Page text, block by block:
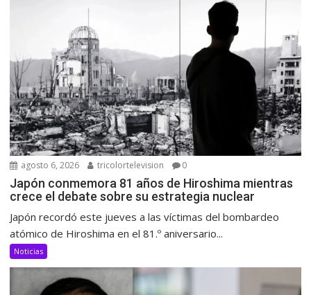
agosto 6, 2026 tricolortelevision 0
Japón conmemora 81 años de Hiroshima mientras
crece el debate sobre su estrategia nuclear
Japón recordó este jueves a las víctimas del bombardeo
atómico de Hiroshima en el 81.º aniversario...
Noticias